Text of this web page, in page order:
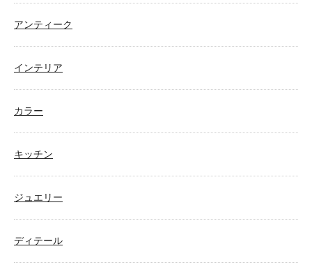
アンティーク
インテリア
カラー
キッチン
ジュエリー
ディテール